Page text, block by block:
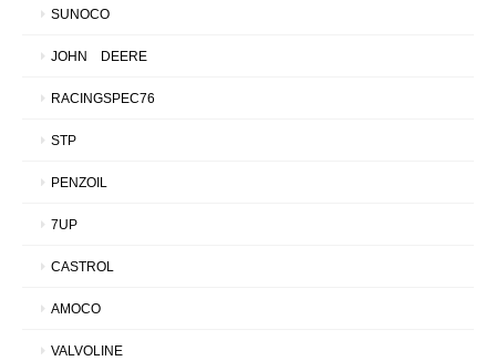
SUNOCO
JOHN DEERE
RACINGSPEC76
STP
PENZOIL
7UP
CASTROL
AMOCO
VALVOLINE